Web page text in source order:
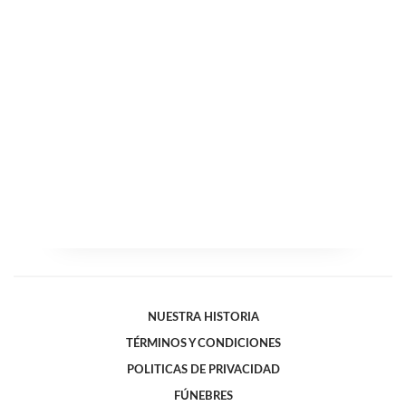
NUESTRA HISTORIA
TÉRMINOS Y CONDICIONES
POLITICAS DE PRIVACIDAD
FÚNEBRES